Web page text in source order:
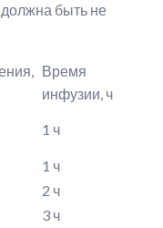
быть не
Время
инфузии, ч
1 ч
1 ч
2 ч
3 ч